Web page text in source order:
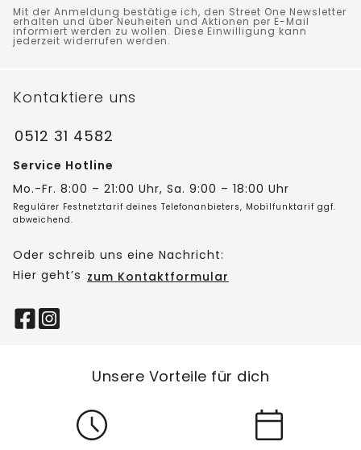
Mit der Anmeldung bestätige ich, den Street One Newsletter
erhalten und über Neuheiten und Aktionen per E-Mail
informiert werden zu wollen. Diese Einwilligung kann
jederzeit widerrufen werden.
Kontaktiere uns
0512 31 4582
Service Hotline
Mo.-Fr. 8:00 – 21:00 Uhr, Sa. 9:00 – 18:00 Uhr
Regulärer Festnetztarif deines Telefonanbieters, Mobilfunktarif ggf.
abweichend.
Oder schreib uns eine Nachricht:
Hier geht’s zum Kontaktformular
Unsere Vorteile für dich